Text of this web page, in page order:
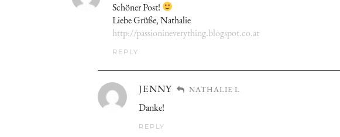
Schöner Post!
Liebe Grüße, Nathalie
http://passionineverything.blogspot.co.at
REPLY
JENNY NATHALIE L
Danke!
REPLY